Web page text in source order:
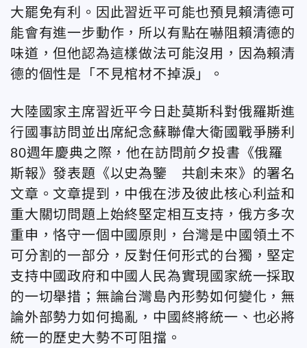
大罷免有利。因此習近平可能也預見賴清德可
能會有進一步動作，所以有點在嚇阻賴清德的
味道，但他認為這樣做法可能沒用，因為賴清
德的個性是「不見棺材不掉淚」。
大陸國家主席習近平今日赴莫斯科對俄羅斯進
行國事訪問並出席紀念蘇聯偉大衛國戰爭勝利
80週年慶典之際，他在訪問前夕投書《俄羅
斯報》發表題《以史為鑒 共創未來》的署名
文章。文章提到，中俄在涉及彼此核心利益和
重大關切問題上始終堅定相互支持，俄方多次
重申，恪守一個中國原則，台灣是中國領土不
可分割的一部分，反對任何形式的台獨，堅定
支持中國政府和中國人民為實現國家統一採取
的一切舉措；無論台灣島內形勢如何變化，無
論外部勢力如何搗亂，中國終將統一、也必將
統一的歷史大勢不可阻擋。